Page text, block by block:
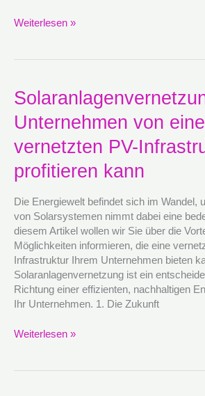
Weiterlesen »
Unternehmen von
vernetzten PV-
profitieren kann
Die Energiewelt befindet sich im Wandel,
von Solarsystemen nimmt dabei eine
diesem Artikel wollen wir Sie über die
Möglichkeiten informieren, die eine
Infrastruktur Ihrem Unternehmen bieten
Solaranlagenvernetzung ist ein
Richtung einer effizienten, nachhaltigen
Ihr Unternehmen. 1. Die Zukunft
Solaranlagenvernetzung:
Wie
von
einer
vernetzten
Infrastruktur
profitieren
kann
Weiterlesen »